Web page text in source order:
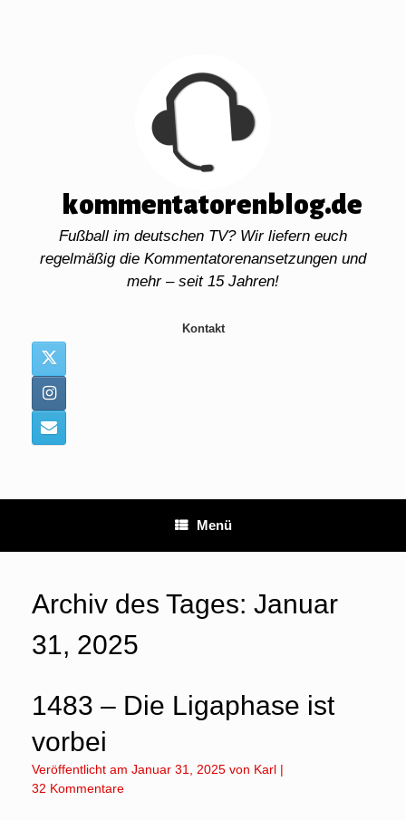
kommentatorenblog.de
Fußball im deutschen TV? Wir liefern euch
regelmäßig die Kommentatorenansetzungen und
mehr – seit 15 Jahren!
Kontakt
Menü
Archiv des Tages: Januar
31, 2025
1483 – Die Ligaphase ist
vorbei
Veröffentlicht am Januar 31, 2025 von Karl |
32 Kommentare